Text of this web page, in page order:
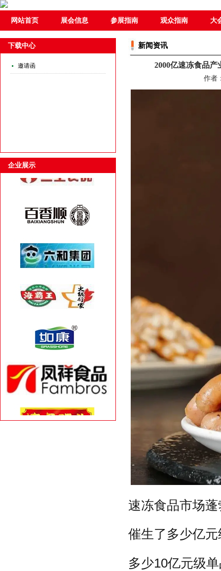
网站首页 展会信息 参展指南 观众指南 大
下载中心
邀请函
企业展示
新闻资讯
2000亿速冻食品
作者
速冻食品市场
催生了多少亿
多少10亿元级